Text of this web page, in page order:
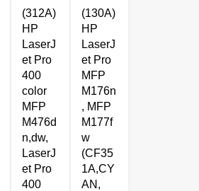
(312A)
HP
LaserJ
et Pro
400
color
MFP
M476d
n,dw,
LaserJ
et Pro
400
(130A)
HP
LaserJ
et Pro
MFP
M176n
, MFP
M177f
w
(CF35
1A,CY
AN,